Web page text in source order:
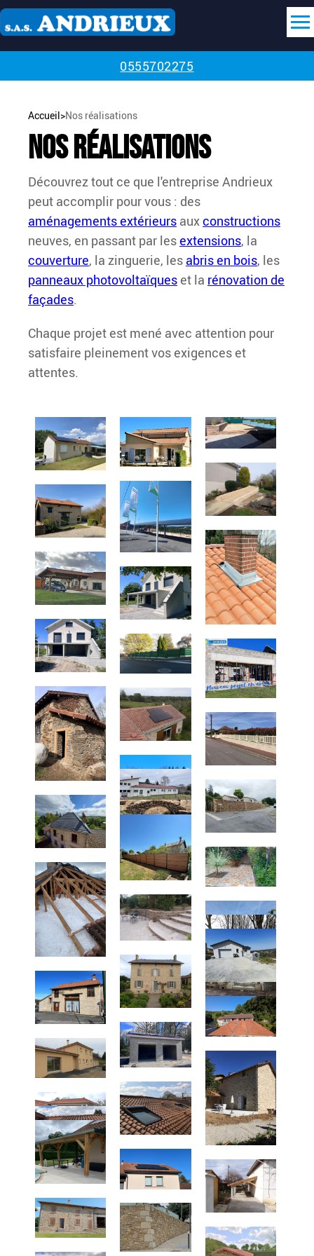
0555702275
Accueil>Nos réalisations
Nos réalisations
Découvrez tout ce que l'entreprise Andrieux
peut accomplir pour vous : des
aménagements extérieurs auxconstructions
neuves, en passant par lesextensions, la
couverture, la zinguerie, les abris en bois, les
panneaux photovoltaïques et la rénovation de
façades.
Chaque projet est mené avec attention pour
satisfaire pleinement vos exigences et
attentes.